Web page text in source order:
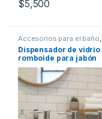
$5,500
Accesorios para el baño,
Dispensador de vidrio
romboide para jabón
[109070]